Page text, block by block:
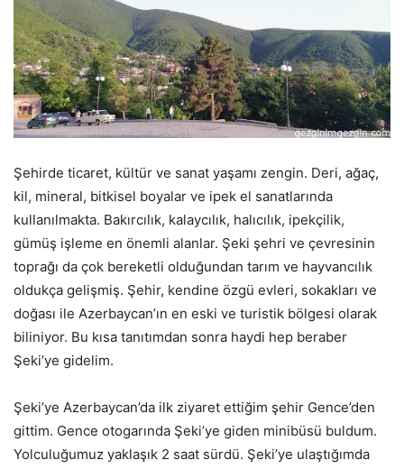
Şehirde ticaret, kültür ve sanat yaşamı zengin. Deri, ağaç,
kil, mineral, bitkisel boyalar ve ipek el sanatlarında
kullanılmakta. Bakırcılık, kalaycılık, halıcılık, ipekçilik,
gümüş işleme en önemli alanlar. Şeki şehri ve çevresinin
toprağı da çok bereketli olduğundan tarım ve hayvancılık
oldukça gelişmiş. Şehir, kendine özgü evleri, sokakları ve
doğası ile Azerbaycan’ın en eski ve turistik bölgesi olarak
biliniyor. Bu kısa tanıtımdan sonra haydi hep beraber
Şeki’ye gidelim.
Şeki’ye Azerbaycan’da ilk ziyaret ettiğim şehir Gence’den
gittim. Gence otogarında Şeki’ye giden minibüsü buldum.
Yolculuğumuz yaklaşık 2 saat sürdü. Şeki’ye ulaştığımda